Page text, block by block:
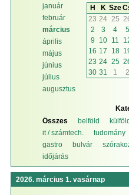
január
február
március
április
május
június
július
augusztus
H
K Sze
23 24 25
2
3 4 5
9
10 11
16 17 18
23 24 25
30 31 1 2
Összes
belföld külföld
it / számtech.
tudomány
gastro
bulvár
időjárás
2026. március 1. vasárnap